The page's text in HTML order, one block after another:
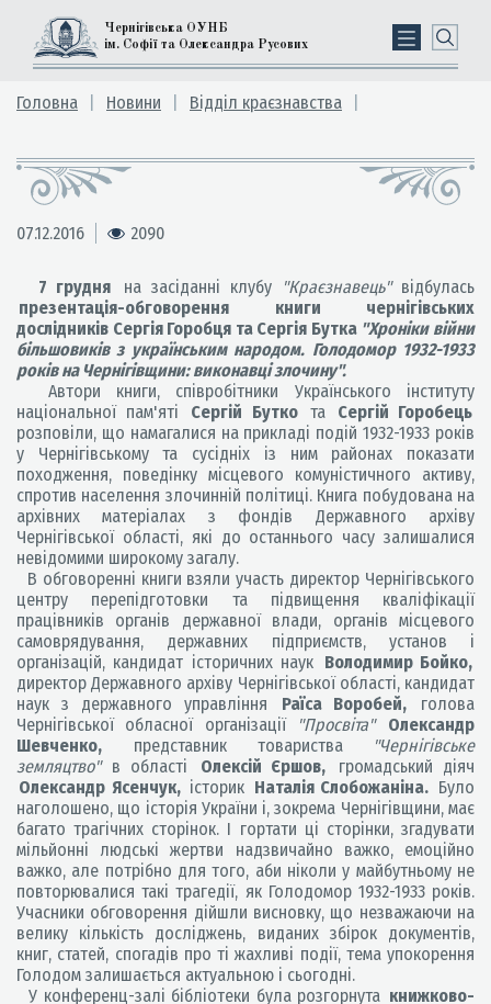
Чернігівська ОУНБ
ім. Софії та Олександра Русових
Головна Новини Відділ краєзнавства
07.12.2016 2090
7 грудня на засіданні клубу "Краєзнавець"відбулась
презентація-обговорення книги чернігівських
дослідників Сергія Горобця та Сергія Бутка "Хроніки війни
більшовиків з українським народом. Голодомор 1932-1933
років на Чернігівщини: виконавці злочину".
Автори книги, співробітники Українського інституту
національної пам'яті
Сергій Бутко та
Сергій Горобець
розповіли, що намагалися на прикладі подій 1932-1933 років
у Чернігівському та сусідніх із ним районах показати
походження, поведінку місцевого комуністичного активу,
спротив населення злочинній політиці. Книга побудована на
архівних матеріалах з фондів Державного архіву
Чернігівської області, які до останнього часу залишалися
невідомими широкому загалу.
В обговоренні книги взяли участь директор Чернігівського
центру перепідготовки та підвищення кваліфікації
працівників органів державної влади, органів місцевого
самоврядування, державних підприємств, установ і
організацій, кандидат історичних наук Володимир Бойко,
директор Державного архіву Чернігівської області, кандидат
наук з державного управління
Раїса Воробей,
голова
Чернігівської обласної організації
"Просвіта"
Олександр
Шевченко,
представник товариства
"Чернігівське
земляцтво"в області Олексій Єршов,
громадський діяч
Олександр Ясенчук, історик Наталія Слобожаніна. Було
наголошено, що історія України і, зокрема Чернігівщини, має
багато трагічних сторінок. І гортати ці сторінки, згадувати
мільйонні людські жертви надзвичайно важко, емоційно
важко, але потрібно для того, аби ніколи у майбутньому не
повторювалися такі трагедії, як Голодомор 1932-1933 років.
Учасники обговорення дійшли висновку, що незважаючи на
велику кількість досліджень, виданих збірок документів,
книг, статей, спогадів про ті жахливі події, тема упокорення
Голодом залишається актуальною і сьогодні.
У конференц-залі бібліотеки була розгорнута книжково-